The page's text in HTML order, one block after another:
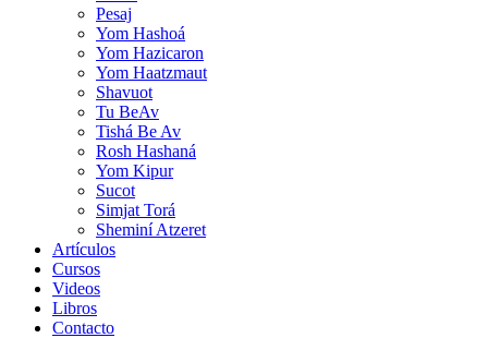
Pesaj
Yom Hashoá
Yom Hazicaron
Yom Haatzmaut
Shavuot
Tu BeAv
Tishá Be Av
Rosh Hashaná
Yom Kipur
Sucot
Simjat Torá
Sheminí Atzeret
Artículos
Cursos
Videos
Libros
Contacto